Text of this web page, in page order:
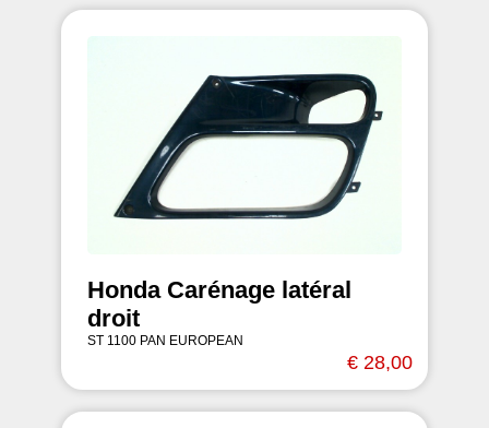
Honda Carénage latéral
droit
ST 1100 PAN EUROPEAN
€ 28,00